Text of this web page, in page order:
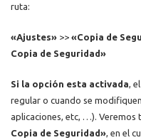
ruta:
«Ajustes» >> «Copia de
Copia de Seguridad»
Si la opción esta activada ,
regular o cuando se
aplicaciones, etc, …). Veremos
Copia de Seguridad» , en el